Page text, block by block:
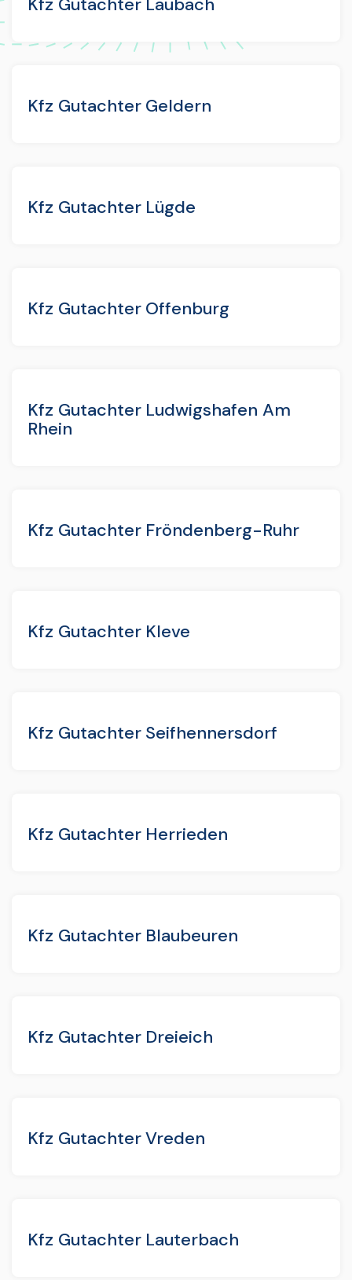
Kfz Gutachter Geldern
Kfz Gutachter Lügde
Kfz Gutachter Offenburg
Kfz Gutachter Ludwigshafen Am
Rhein
Kfz Gutachter Fröndenberg-Ruhr
Kfz Gutachter Kleve
Kfz Gutachter Seifhennersdorf
Kfz Gutachter Herrieden
Kfz Gutachter Blaubeuren
Kfz Gutachter Dreieich
Kfz Gutachter Vreden
Kfz Gutachter Lauterbach